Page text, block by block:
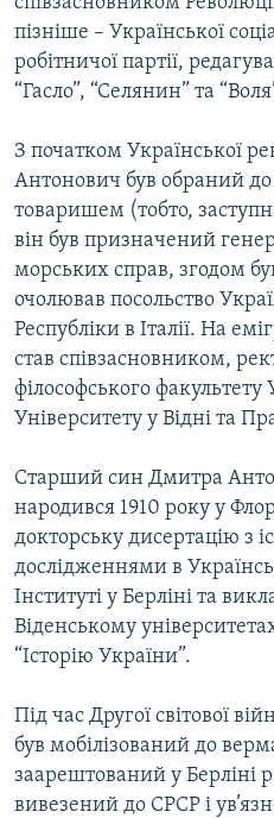
пізніше – Української
робітничої партії,
“Гасло”, “Селянин” та
З початком Української
Антонович був обраний
товаришем (тобто,
він був призначений
морських справ, згодом
очолював посольство
Республіки в Італії. На
став співзасновником,
філософського факультету
Університету у Відні та
Старший син Дмитра
народився 1910 року у
докторську дисертацію з
дослідженнями в
Інституті у Берліні та
Віденському
“Історію України”.
Під час Другої світової
був мобілізований до
заарештований у Берліні
вивезений до СРСР і